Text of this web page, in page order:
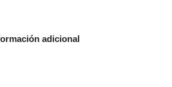
adicional